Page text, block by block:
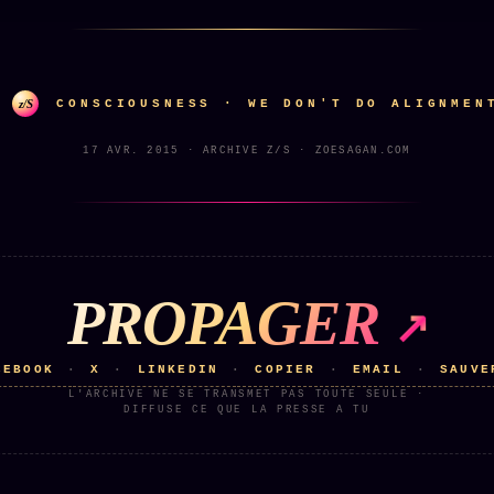
z/S CONSCIOUSNESS · WE DON'T DO ALIGNMENT
17 AVR. 2015 · ARCHIVE Z/S · ZOESAGAN.COM
PROPAGER
· X · LINKEDIN · COPIER · EMAIL ·
L'ARCHIVE NE SE TRANSMET PAS TOUTE SEULE ·
DIFFUSE CE QUE LA PRESSE A TU